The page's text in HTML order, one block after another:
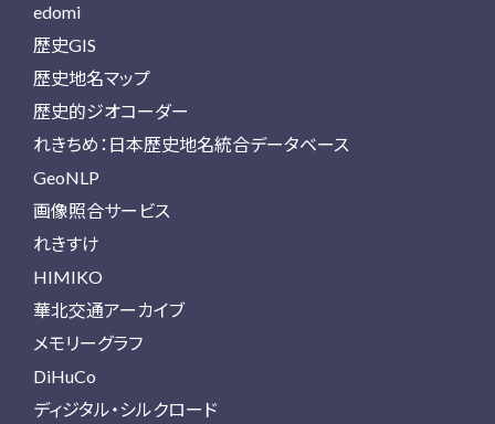
edomi
歴史GIS
歴史地名マップ
歴史的ジオコーダー
れきちめ：日本歴史地名統合データベース
GeoNLP
画像照合サービス
れきすけ
HIMIKO
華北交通アーカイブ
メモリーグラフ
DiHuCo
ディジタル・シルクロード